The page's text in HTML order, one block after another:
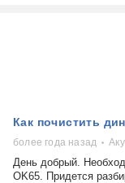
Как почистить
более года назад
День добрый.
OK65. Придется